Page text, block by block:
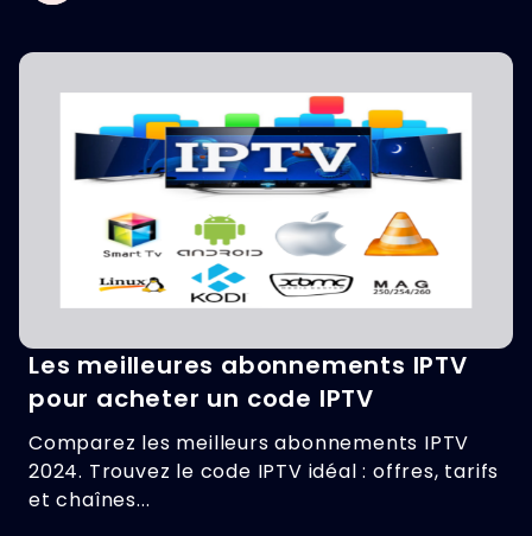
Les meilleures abonnements IPTV
pour acheter un code IPTV
Comparez les meilleurs abonnements IPTV
2024. Trouvez le code IPTV idéal : offres, tarifs
et chaînes...